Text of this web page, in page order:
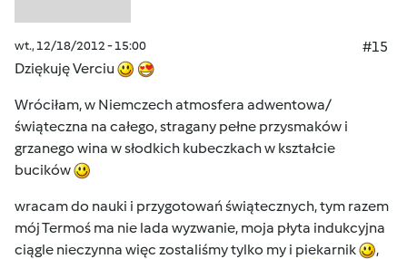
wt., 12/18/2012 - 15:00
#15
Dziękuję Verciu
Wróciłam, w Niemczech atmosfera adwentowa/
świąteczna na całego, stragany pełne przysmaków i
grzanego wina w słodkich kubeczkach w kształcie
bucików
wracam do nauki i przygotowań świątecznych, tym razem
mój Termoś ma nie lada wyzwanie, moja płyta indukcyjna
ciągle nieczynna więc zostaliśmy tylko my i piekarnik
,